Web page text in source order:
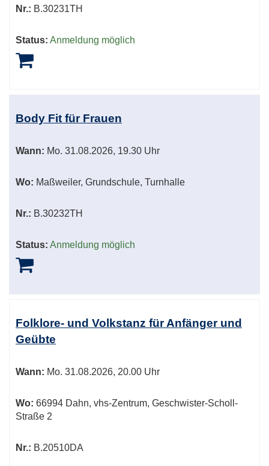
Nr.: B.30231TH
Status: Anmeldung möglich
Body Fit für Frauen
Wann: Mo. 31.08.2026, 19.30 Uhr
Wo: Maßweiler, Grundschule, Turnhalle
Nr.: B.30232TH
Status: Anmeldung möglich
Folklore- und Volkstanz für Anfänger und
Geübte
Wann: Mo. 31.08.2026, 20.00 Uhr
Wo: 66994 Dahn, vhs-Zentrum, Geschwister-Scholl-
Straße 2
Nr.: B.20510DA